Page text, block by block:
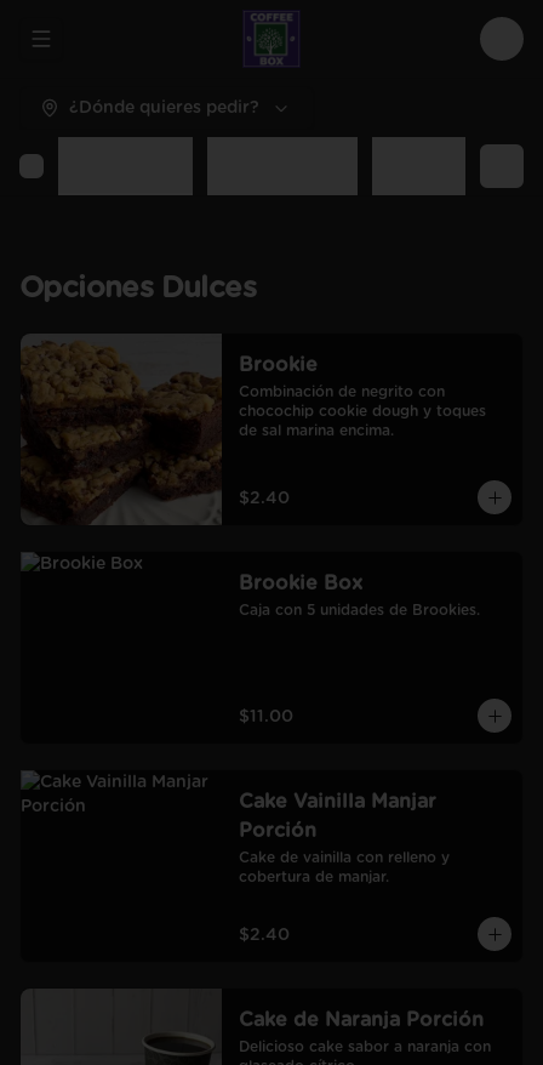
Abrir menu de navegación
¿Dónde quieres pedir?
Opciones Dulces
Brookie
Combinación de negrito con
chocochip cookie dough y toques
de sal marina encima.
$2.40
Brookie Box
Caja con 5 unidades de Brookies.
$11.00
Cake Vainilla Manjar
Porción
Cake de vainilla con relleno y
cobertura de manjar.
$2.40
Cake de Naranja Porción
Delicioso cake sabor a naranja con